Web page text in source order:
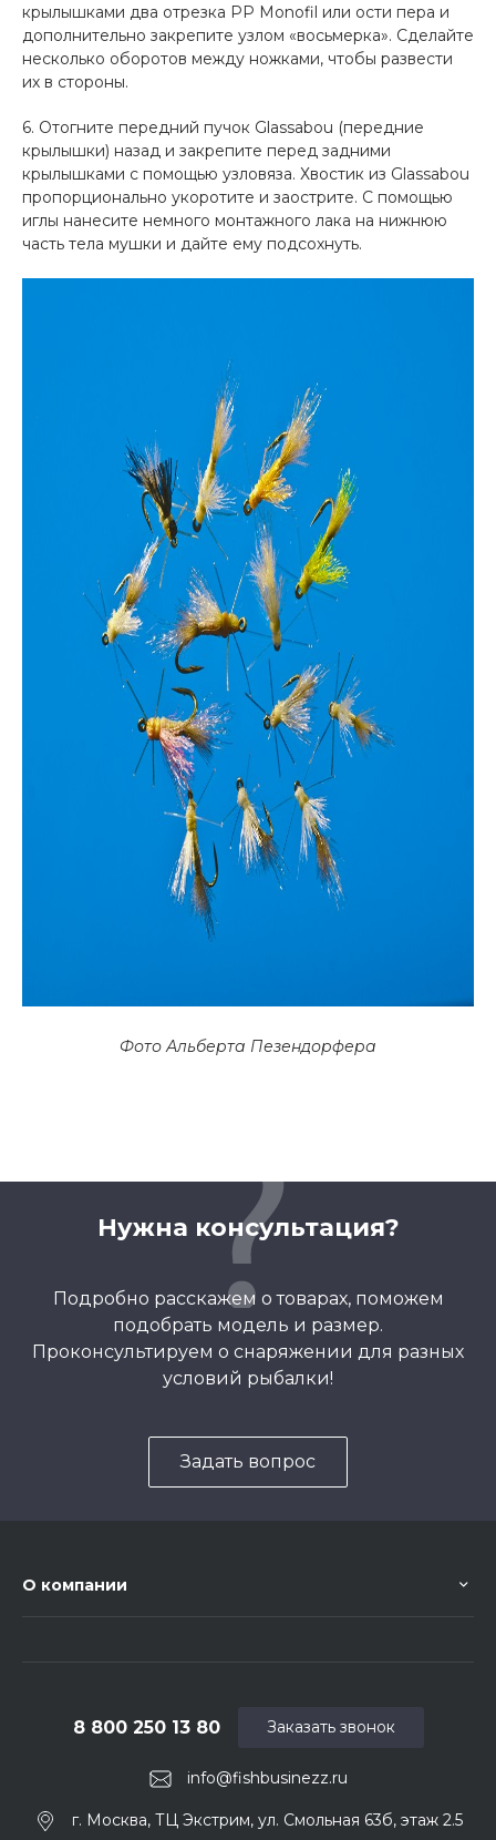
крылышками два отрезка PP Monofil или ости пера и
дополнительно закрепите узлом «восьмерка». Сделайте
несколько оборотов между ножками, чтобы развести
их в стороны.
6. Отогните передний пучок Glassabou (передние
крылышки) назад и закрепите перед задними
крылышками с помощью узловяза. Хвостик из Glassabou
пропорционально укоротите и заострите. С помощью
иглы нанесите немного монтажного лака на нижнюю
часть тела мушки и дайте ему подсохнуть.
Фото Альберта Пезендорфера
Нужна консультация?
Подробно расскажем о товарах, поможем
подобрать модель и размер.
Проконсультируем о снаряжении для разных
условий рыбалки!
Задать вопрос
О компании
info@fishbusinezz.ru
8 800 250 13 80
г. Москва, ТЦ Экстрим, ул. Смольная 63б, этаж 2.5
Заказать звонок